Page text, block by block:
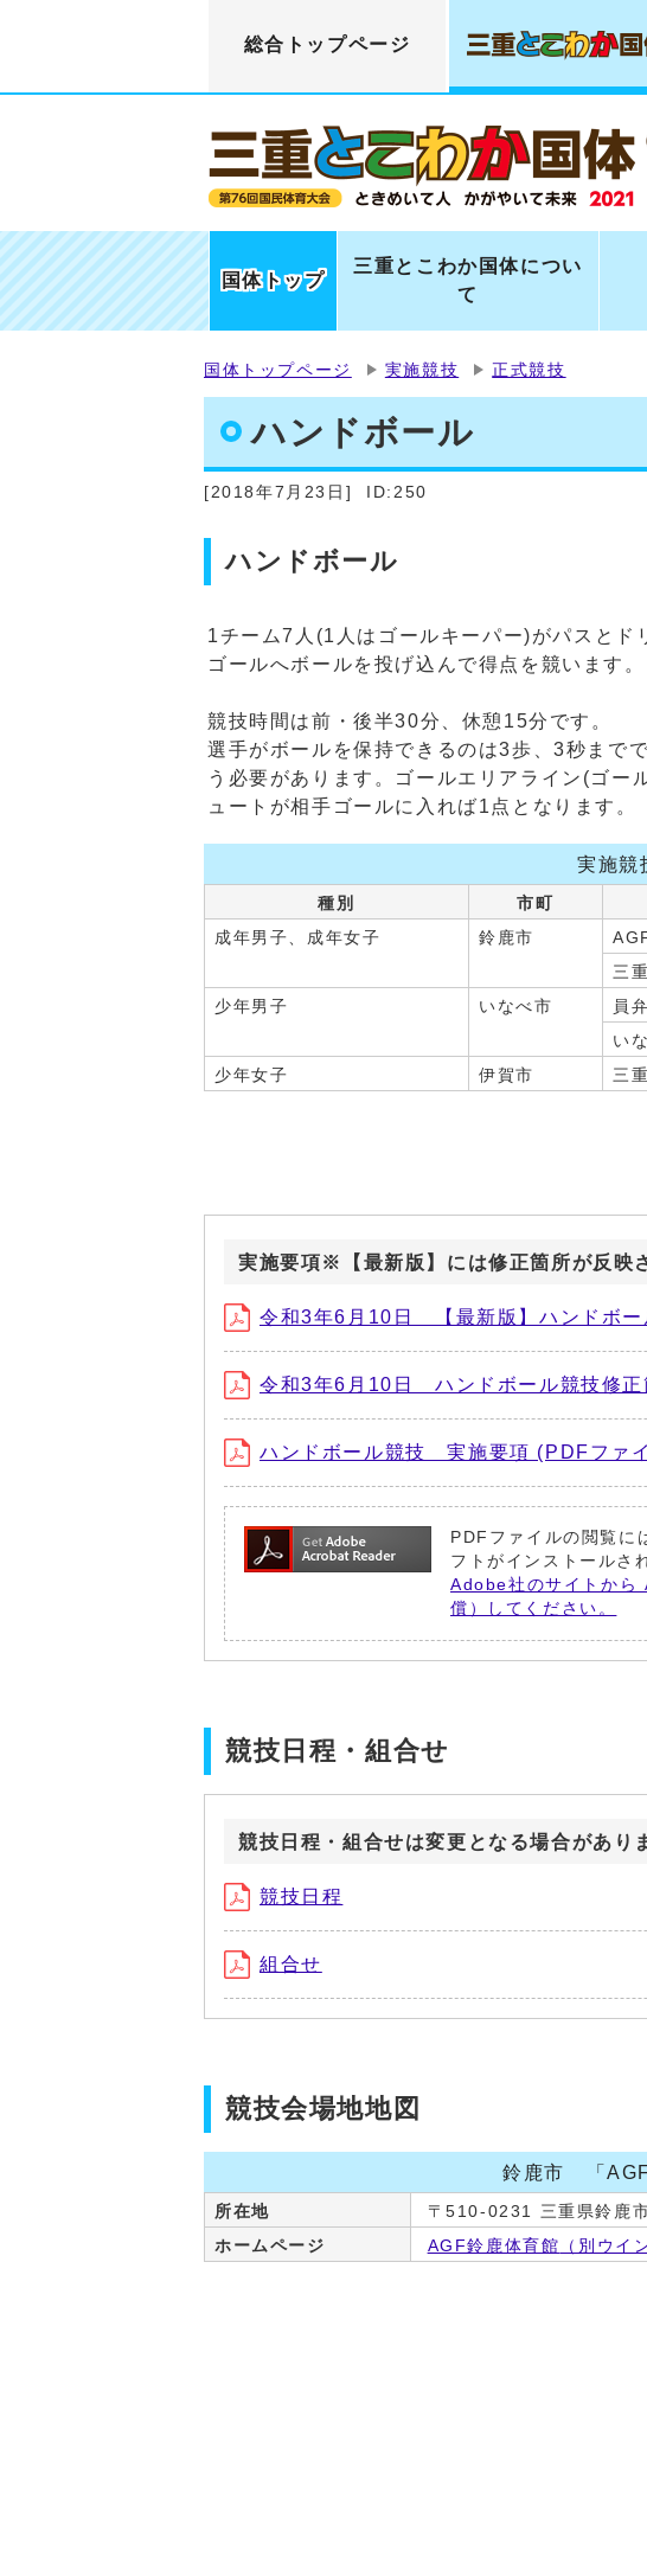
総合トップページ
国体トップ
三重とこわか国体につい
て
国体トップページ 実施競技 正式競技
ハンドボール
[2018年7月23日] ID:250
ハンドボール
1チーム7人(1人はゴールキーパー)がパスとド
ゴールへボールを投げ込んで得点を競います。
競技時間は前・後半30分、休憩15分です。
選手がボールを保持できるのは3歩、3秒まで
う必要があります。ゴールエリアライン(ゴー
ュートが相手ゴールに入れば1点となります。
実施競
種別 市町
成年男子、成年女子
鈴鹿市
三
少年男子
いなべ市
員
い
少年女子
伊賀市 三
実施要項※【最新版】には修正箇所が反映
令和3年6月10日 【最新版】ハンドボ
令和3年6月10日 ハンドボール競技修正
ハンドボール競技 実施要項 (PDFファ
PDFファイルの閲覧
フトがインストールさ
Adobe社のサイトか
償）してください。
競技日程・組合せ
競技日程・組合せは変更となる場合があり
競技日程
組合せ
競技会場地地図
鈴鹿市 「AGF
所在地
〒510-0231 三重県鈴鹿
ホームページ
AGF鈴鹿体育館 （別ウイ